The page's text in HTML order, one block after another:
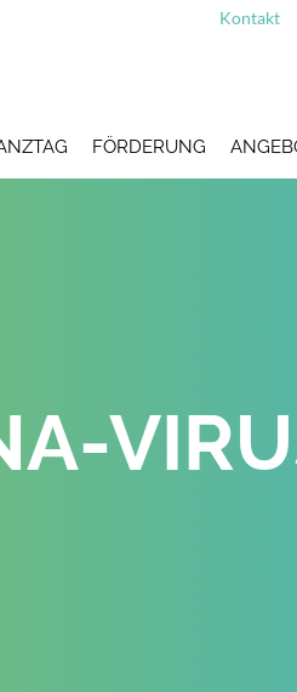
Kontakt
FÖRDERUNG